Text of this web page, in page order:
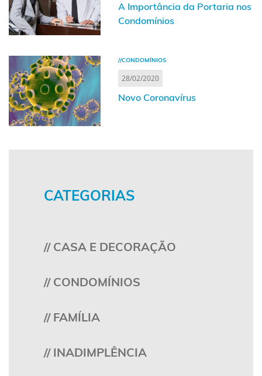
A Importância da Portaria nos
Condomínios
//CONDOMÍNIOS
28/02/2020
Novo Coronavírus
CATEGORIAS
// CASA E DECORAÇÃO
// CONDOMÍNIOS
// FAMÍLIA
// INADIMPLÊNCIA